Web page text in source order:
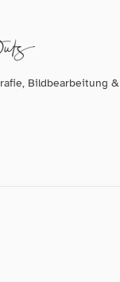
Bildbearbeitung &